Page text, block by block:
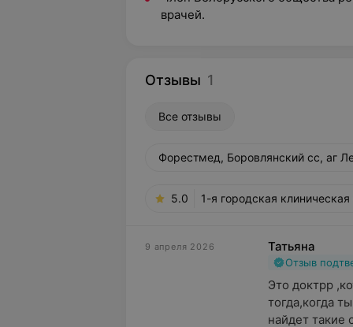
врачей.
Отзывы 1
Все отзывы
Форестмед, Боровлянский сс, аг
5.0 1-я городская
9 апреля 2026 Татьяна
Отзыв
Это доктрр
тогда,когда
найдет такие